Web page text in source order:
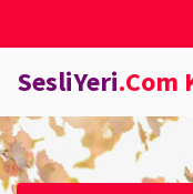
SesliYeri.Com